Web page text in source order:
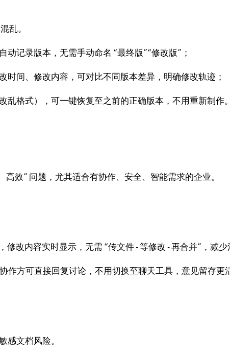
乱。
动记录版本，无需手动命名 “最终版”“修改版”；
时间、修改内容，可对比不同版本差异，明确修改轨迹；
乱格式），可一键恢复至之前的正确版本，不用重新制作。
效” 问题，尤其适合有协作、安全、智能需求的企业。
改内容实时显示，无需 “传文件 - 等修改 - 再合并”，减少
作方可直接回复讨论，不用切换至聊天工具，意见留存更
感文档风险。